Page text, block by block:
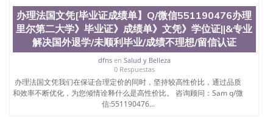
University）圣何塞州立大学（San Jose State
University）圣何塞州立大学（San Jose State
University）圣何塞州立大学（San Jose State
University）圣何塞州立大学学位证（San Jose State
University）圣何塞州立大学学位证（San Jose State
University）圣何塞州立大学学位证（San Jose State
University）圣何塞州立大学（San Jose State
University）圣何塞州立大学（San Jose State
University）圣何塞州立大学（San Jose State
University）圣何塞州立大学（San Jose State
办理法国文凭[毕业证成绩单】Q/微信551190476办理
里尔第二大学》毕业证》成绩单》文凭》学位证||&专业
解决国外退学/未顺利毕业/成绩不理想/留信认证
dfnsen Salud y Belleza
0 Respuestas
办理法国文凭我们在保证合理定价的同时，坚持较高性价比，通过品质
和效率不断优化，为您倾情诠释什么是高性价比。 咨询顾问：Sam q/微
信:551190476...